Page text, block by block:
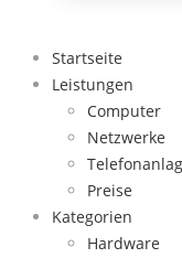
Startseite
Leistungen
Computer
Netzwerke
Preise
Kategorien
Hardware